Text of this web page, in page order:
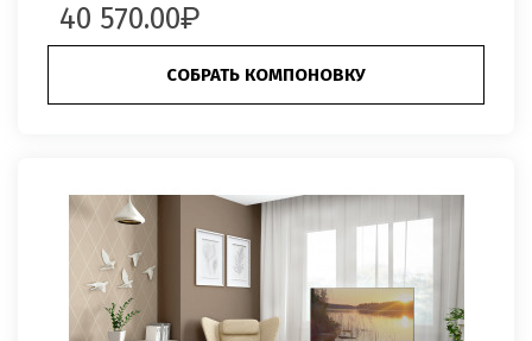
40 570.00
СОБРАТЬ КОМПОНОВКУ